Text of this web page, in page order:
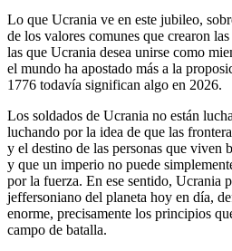
Lo que Ucrania ve en este jubileo,
de los valores comunes que crearon
las que Ucrania desea unirse como
el mundo ha apostado más a la
1776 todavía significan algo en 2026.
Los soldados de Ucrania no están
luchando por la idea de que las
y el destino de las personas que viven
y que un imperio no puede
por la fuerza. En ese sentido, Ucrania
jeffersoniano del planeta hoy en día,
enorme, precisamente los principios
campo de batalla.